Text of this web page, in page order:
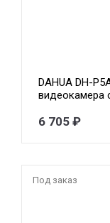
DAHUA DH-
видеокамера
DH-SD-P5AE-
6 705 ₽
Под заказ